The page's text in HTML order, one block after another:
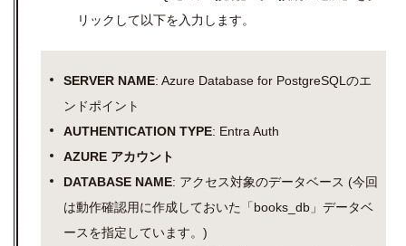
リックして以下を入力します。
SERVER NAME: Azure Database for PostgreSQLのエ
ンドポイント
AUTHENTICATION TYPE: Entra Auth
AZURE アカウント
DATABASE NAME: アクセス対象のデータベース (今回
は動作確認用に作成しておいた「books_db」データベ
ースを指定しています。)